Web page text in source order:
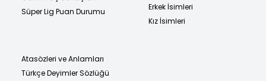
Süper Lig Puan Durumu
Erkek İsimleri
Kız İsimleri
Atasözleri ve Anlamları
Türkçe Deyimler Sözlüğü